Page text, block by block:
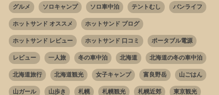
グルメ ソロキャンプ ソロ車中泊 テントむし バンライフ
ホットサンド オススメ ホットサンド ブログ
ホットサンド レビュー ホットサンド 口コミ ポータブル電源
レビュー 一人旅 冬の車中泊 北海道 北海道の冬の車中泊
北海道旅行 北海道観光 女子キャンプ 富良野岳 山ごはん
山ガール 山歩き 札幌 札幌観光 札幌近郊 東京観光